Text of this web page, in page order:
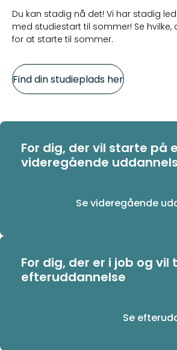
Du kan stadig nå det! Vi har stadig
med studiestart til sommer! Se
for at starte til sommer.
Find din studieplads her
For dig, der vil starte på
videregående
Se videregående
For dig, der er i job og vil
efteruddannelse
Se